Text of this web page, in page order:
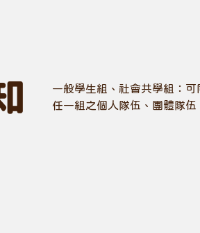
一般學生組、社會共學組：可
任一組之個人隊伍、團體隊伍